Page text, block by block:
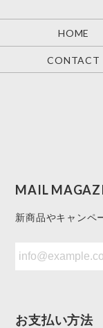
HOME
CONTACT
MAIL
新商品やキャンペ
お支払い方法